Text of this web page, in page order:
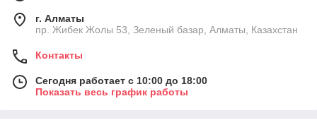
г. Алматы
пр. Жибек Жолы 53, Зеленый базар, Алматы, Казахстан
Контакты
Сегодня работает с 10:00 до 18:00
Показать весь график работы